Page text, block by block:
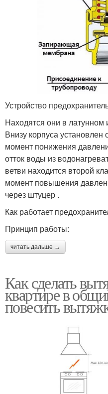
Устройство
Находятся они в латунном
Внизу корпуса
момент понижения
отток воды из
ветви находится второй
момент повышения
через штуцер .
Как работает
Принцип работы:
читать дальше →
Как сделать
квартире в
повесить